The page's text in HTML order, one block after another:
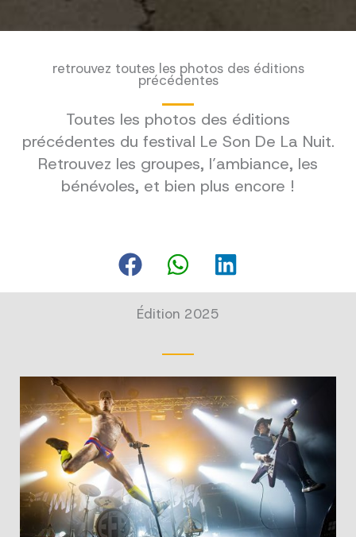
retrouvez toutes les photos des éditions
précédentes
Toutes les photos des éditions
précédentes du festival Le Son De La Nuit.
Retrouvez les groupes, l’ambiance, les
bénévoles, et bien plus encore !
Édition 2025